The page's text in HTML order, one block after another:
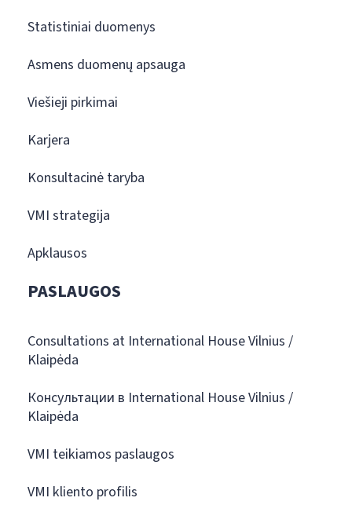
Statistiniai duomenys
Asmens duomenų apsauga
Viešieji pirkimai
Karjera
Konsultacinė taryba
VMI strategija
Apklausos
PASLAUGOS
Consultations at International House Vilnius /
Klaipėda
Консультации в International House Vilnius /
Klaipėda
VMI teikiamos paslaugos
VMI kliento profilis